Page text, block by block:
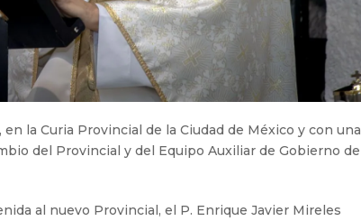
en la Curia Provincial de la Ciudad de México y con una
del Provincial y del Equipo Auxiliar de Gobierno de
al nuevo Provincial, el P. Enrique Javier Mireles